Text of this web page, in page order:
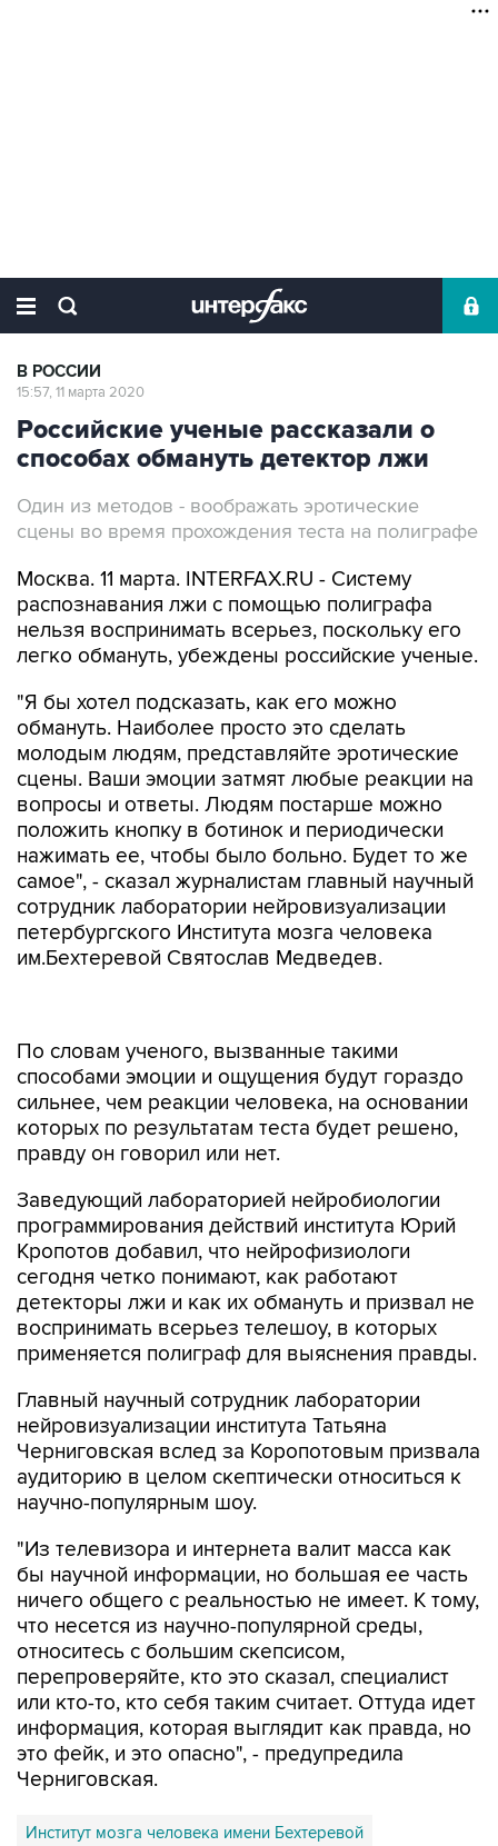
В РОССИИ
15:57, 11 марта 2020
Российские ученые рассказали о
способах обмануть детектор лжи
Один из методов - воображать эротические
сцены во время прохождения теста на полиграфе
Москва. 11 марта. INTERFAX.RU - Систему
распознавания лжи с помощью полиграфа
нельзя воспринимать всерьез, поскольку его
легко обмануть, убеждены российские ученые.
"Я бы хотел подсказать, как его можно
обмануть. Наиболее просто это сделать
молодым людям, представляйте эротические
сцены. Ваши эмоции затмят любые реакции на
вопросы и ответы. Людям постарше можно
положить кнопку в ботинок и периодически
нажимать ее, чтобы было больно. Будет то же
самое", - сказал журналистам главный научный
сотрудник лаборатории нейровизуализации
петербургского Института мозга человека
им.Бехтеревой Святослав Медведев.
По словам ученого, вызванные такими
способами эмоции и ощущения будут гораздо
сильнее, чем реакции человека, на основании
которых по результатам теста будет решено,
правду он говорил или нет.
Заведующий лабораторией нейробиологии
программирования действий института Юрий
Кропотов добавил, что нейрофизиологи
сегодня четко понимают, как работают
детекторы лжи и как их обмануть и призвал не
воспринимать всерьез телешоу, в которых
применяется полиграф для выяснения правды.
Главный научный сотрудник лаборатории
нейровизуализации института Татьяна
Черниговская вслед за Коропотовым призвала
аудиторию в целом скептически относиться к
научно-популярным шоу.
"Из телевизора и интернета валит масса как
бы научной информации, но большая ее часть
ничего общего с реальностью не имеет. К тому,
что несется из научно-популярной среды,
относитесь с большим скепсисом,
перепроверяйте, кто это сказал, специалист
или кто-то, кто себя таким считает. Оттуда идет
информация, которая выглядит как правда, но
это фейк, и это опасно", - предупредила
Черниговская.
Институт мозга человека имени Бехтеревой